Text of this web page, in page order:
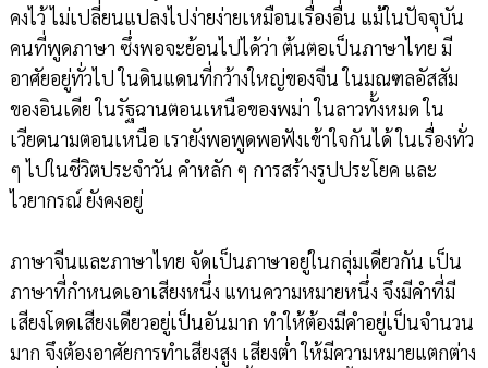
คงไว้ ไม่เปลี่ยนแปลงไปง่ายง่ายเหมือนเรื่องอื่น แม้ในปัจจุบัน
คนที่พูดภาษา ซึ่งพอจะย้อนไปได้ว่า ต้นตอเป็นภาษาไทย มี
อาศัยอยู่ทั่วไป ในดินแดนที่กว้างใหญ่ของจีน ในมณฑลอัสสัม
ของอินเดีย ในรัฐฉานตอนเหนือของพม่า ในลาวทั้งหมด ใน
เวียดนามตอนเหนือ เรายังพอพูดพอฟังเข้าใจกันได้ ในเรื่องทั่ว
ๆ ไปในชีวิตประจำวัน คำหลัก ๆ การสร้างรูปประโยค และ
ไวยากรณ์ ยังคงอยู่
ภาษาจีนและภาษาไทย จัดเป็นภาษาอยู่ในกลุ่มเดียวกัน เป็น
ภาษาที่กำหนดเอาเสียงหนึ่ง แทนความหมายหนึ่ง จึงมีคำที่มี
เสียงโดดเสียงเดียวอยู่เป็นอันมาก ทำให้ต้องมีคำอยู่เป็นจำนวน
มาก จึงต้องอาศัยการทำเสียงสูง เสียงต่ำ ให้มีความหมายแตกต่าง